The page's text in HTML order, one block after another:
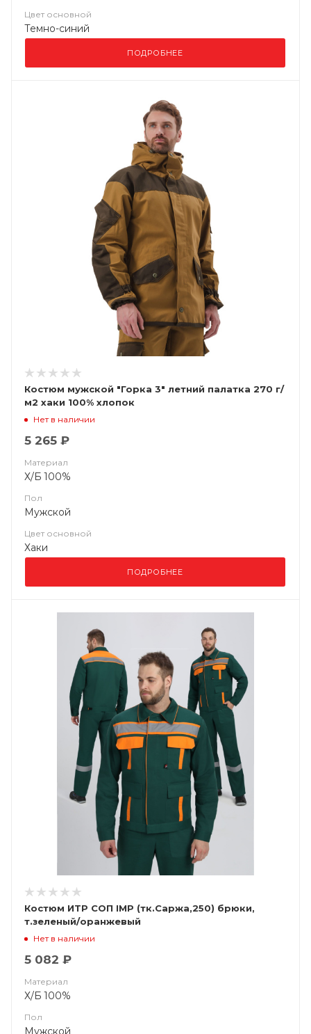
Цвет основной
Темно-синий
ПОДРОБНЕЕ
Костюм мужской "Горка 3" летний палатка 270 г/
м2 хаки 100% хлопок
Нет в наличии
5 265 ₽
Материал
Х/Б 100%
Пол
Мужской
Цвет основной
Хаки
ПОДРОБНЕЕ
Костюм ИТР СОП IMP (тк.Саржа,250) брюки,
т.зеленый/оранжевый
Нет в наличии
5 082 ₽
Материал
Х/Б 100%
Пол
Мужской